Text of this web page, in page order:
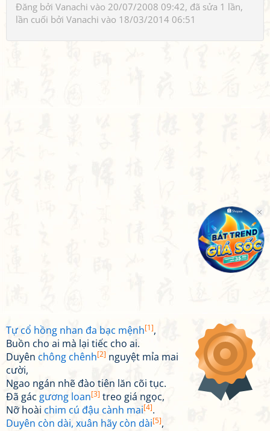
Đăng bởi Vanachi vào 20/07/2008 09:42, đã sửa 1 lần,
lần cuối bởi Vanachi vào 18/03/2014 06:51
Tự cổ hồng nhan đa bạc mệnh[1],
Buồn cho ai mà lại tiếc cho ai.
Duyên chông chênh[2] nguyệt mỉa mai
cười,
Ngao ngán nhẽ đào tiên lăn cõi tục.
Đã gác gương loan[3] treo giá ngọc,
Nỡ hoài chim cú đậu cành mai[4].
Duyên còn dài, xuân hãy còn dài[5],